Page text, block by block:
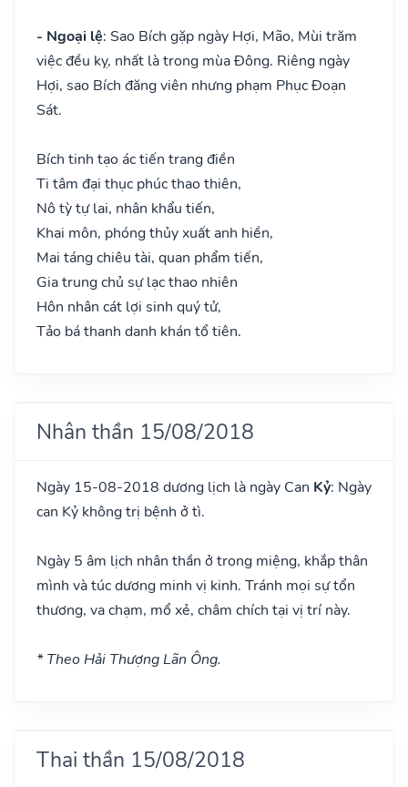
- Ngoại lệ: Sao Bích gặp ngày Hợi, Mão, Mùi trăm
việc đều kỵ, nhất là trong mùa Đông. Riêng ngày
Hợi, sao Bích đăng viên nhưng phạm Phục Đoạn
Sát.
Bích tinh tạo ác tiến trang điền
Ti tâm đại thục phúc thao thiên,
Nô tỳ tự lai, nhân khẩu tiến,
Khai môn, phóng thủy xuất anh hiền,
Mai táng chiêu tài, quan phẩm tiến,
Gia trung chủ sự lạc thao nhiên
Hôn nhân cát lợi sinh quý tử,
Tảo bá thanh danh khán tổ tiên.
Nhân thần 15/08/2018
Ngày 15-08-2018 dương lịch là ngày Can Kỷ: Ngày
can Kỷ không trị bệnh ở tì.
Ngày 5 âm lịch nhân thần ở trong miệng, khắp thân
mình và túc dương minh vị kinh. Tránh mọi sự tổn
thương, va chạm, mổ xẻ, châm chích tại vị trí này.
* Theo Hải Thượng Lãn Ông.
Thai thần 15/08/2018